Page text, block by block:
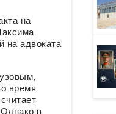
на
на адвоката
время
в